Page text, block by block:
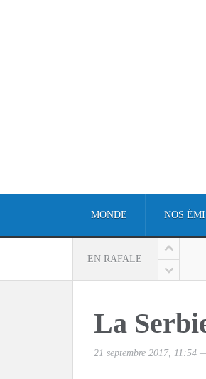
MONDE NOS
EN RAFALE
La
21 septembre 2017, 11:54